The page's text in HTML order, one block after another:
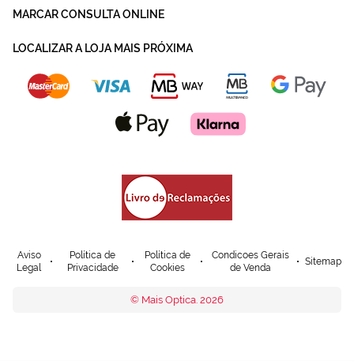
MARCAR CONSULTA ONLINE
LOCALIZAR A LOJA MAIS PRÓXIMA
Aviso
Legal
Política de
Privacidade
Política de
Cookies
Condicoes Gerais
de Venda
Sitemap
© Mais Optica. 2026